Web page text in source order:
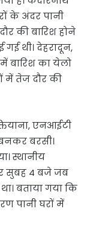
के अंदर पानी
की बारिश होने
थी। देहरादून,
बारिश का येलो
में तेज दौर की
एनआईटी
बरसी।
स्थानीय
सुबह 4 बजे जब
बताया गया कि
पानी घरों में